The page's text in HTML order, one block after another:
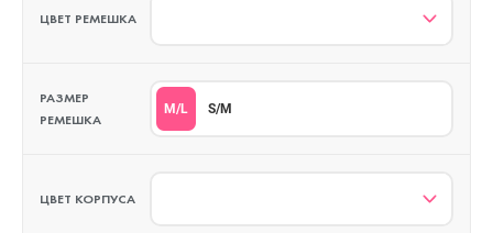
ЦВЕТ РЕМЕШКА
РАЗМЕР
РЕМЕШКА
M/L S/M
ЦВЕТ КОРПУСА